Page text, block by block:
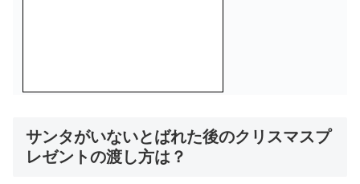
サンタがいないとばれた後のクリスマスプ
レゼントの渡し方は？